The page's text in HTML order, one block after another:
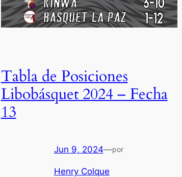
Tabla de Posiciones
Libobásquet 2024 – Fecha
13
Jun 9, 2024—por
Henry Colque